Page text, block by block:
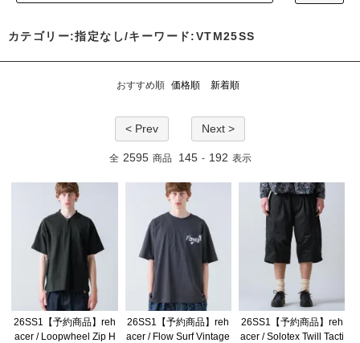
カテゴリー:指定なし/キーワード:VTM25SS
おすすめ順 価格順 新着順
< Prev Next >
全 2595 商品 145 - 192 表示
26SS1【予約商品】reh
acer / Loopwheel Zip H
26SS1【予約商品】reh
acer / Flow Surf Vintage
26SS1【予約商品】reh
acer / Solotex Twill Tacti